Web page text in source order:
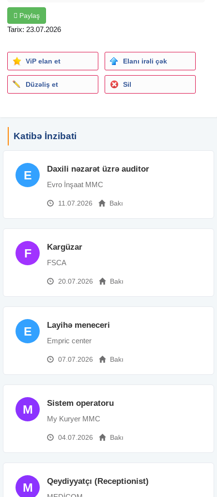
Paylaş
Tarix: 23.07.2026
ViP elan et Elanı irəli çək
Düzəliş et Sil
Katibə İnzibati
E Daxili nəzarət üzrə auditor
Evro İnşaat MMC
11.07.2026 Bakı
F Kargüzar
FSCA
20.07.2026 Bakı
E Layihə meneceri
Empric center
07.07.2026 Bakı
M Sistem operatoru
My Kuryer MMC
04.07.2026 Bakı
M Qeydiyyatçı (Receptionist)